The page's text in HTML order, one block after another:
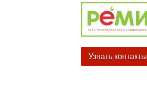
Узнать контакты